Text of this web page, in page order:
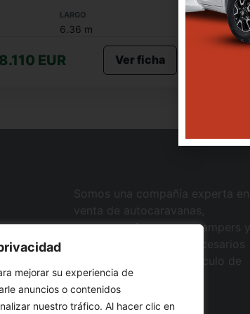
mejorar su experiencia de
anuncios o contenidos
nuestro tráfico. Al hacer clic en
LARGO
6.36 m
EUR Ver ficha
Somos una compañía experta en
venta de autocaravanas,
caravanas, furgonetas campers y
todos los accesorios necesarios
para hacer único tu vehículo de
ocio.